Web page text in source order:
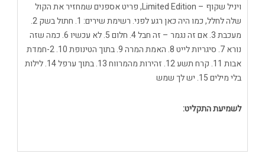
ויניל שקוף – Limited Edition, פריט אספנים שמחזיר את הקול
שלה לחלל, כמו היה כאן רגע לפני. רשימת שירים: 1. חתול בשק 2.
מעכבת 3. אם זה נגמר – זה חבל 4. חלום 5. לא עכשיו 6. כמה שזה
נורא 7. סיגריות לייט 8. האמת המרה 9. בתוך הטינופת 10. 2-חמדת
אבות 11. קרח תשע 12. זהירות מהמרווח 13. בתוך ערפל 14. לילות
בלי מילים 15. יש לך שמש
לשמיעת התקליט: